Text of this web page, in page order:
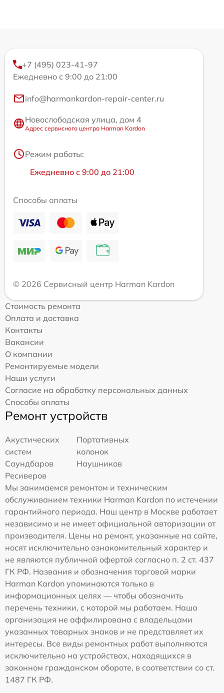
+7 (495) 023-41-97
Ежедневно с 9:00 до 21:00
info@harmankardon-repair-center.ru
Новослободская улица, дом 4
Адрес сервисного центра Harman Kardon
Режим работы:
Ежедневно с 9:00 до 21:00
Способы оплаты
© 2026 Сервисный центр Harman Kardon
Стоимость ремонта
Оплата и доставка
Контакты
Вакансии
О компании
Ремонтируемые модели
Наши услуги
Согласие на обработку персональных данных
Способы оплаты
Ремонт устройств
Акустических
систем
Портативных
колонок
Саундбаров
Наушников
Ресиверов
Мы занимаемся ремонтом и техническим
обслуживанием техники Harman Kardon по истечении
гарантийного периода. Наш центр в Москве работает
независимо и не имеет официальной авторизации от
производителя. Цены на ремонт, указанные на сайте,
носят исключительно ознакомительный характер и
не являются публичной офертой согласно п. 2 ст. 437
ГК РФ. Названия и обозначения торговой марки
Harman Kardon упоминаются только в
информационных целях — чтобы обозначить
перечень техники, с которой мы работаем. Наша
организация не аффилирована с владельцами
указанных товарных знаков и не представляет их
интересы. Все виды ремонтных работ выполняются
исключительно на устройствах, находящихся в
законном гражданском обороте, в соответствии со ст.
1487 ГК РФ.